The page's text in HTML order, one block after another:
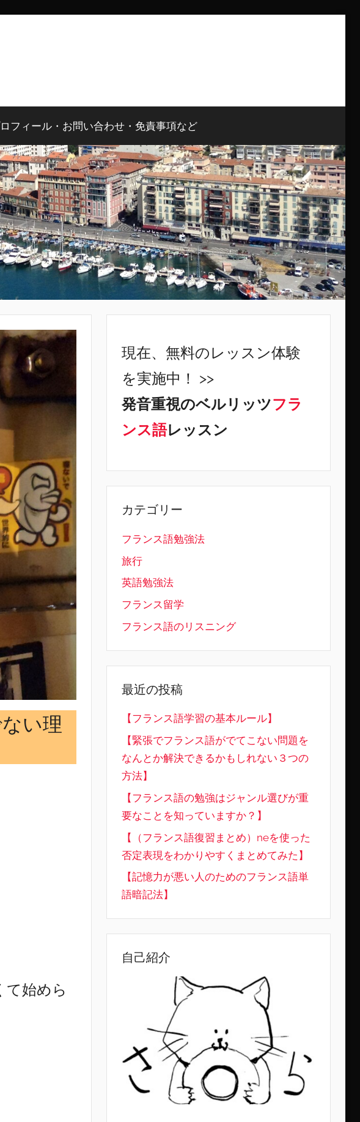
フィール・お問い合わせ・免責事項など
い理
て始めら
現在、無料のレッスン体験
を実施中！ >>
発音重視のベルリッツフラ
ンス語レッスン
カテゴリー
フランス語勉強法
旅行
英語勉強法
フランス留学
フランス語のリスニング
最近の投稿
【フランス語学習の基本ルール】
【緊張でフランス語がでてこない問題を
なんとか解決できるかもしれない３つの
方法】
【フランス語の勉強はジャンル選びが重
要なことを知っていますか？】
【（フランス語復習まとめ）neを使った
否定表現をわかりやすくまとめてみた】
【記憶力が悪い人のためのフランス語単
語暗記法】
自己紹介